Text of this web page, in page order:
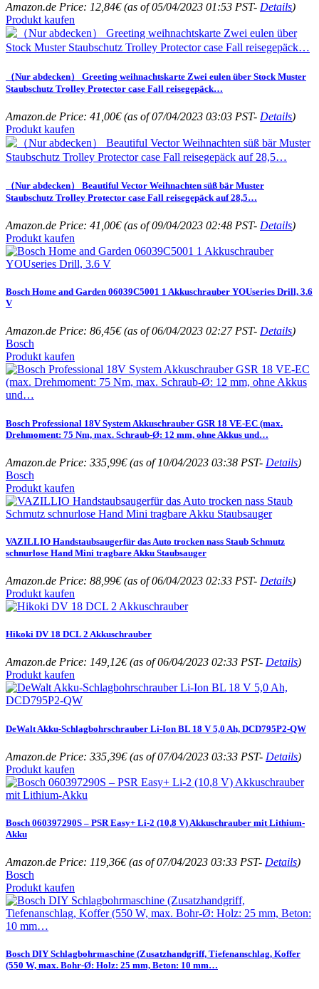
Amazon.de Price: 12,84€(as of 05/04/2023 01:53 PST- Details)
Produkt kaufen
（Nur abdecken） Greeting weihnachtskarte Zwei eulen über Stock Muster
Staubschutz Trolley Protector case Fall reisegepäck…
Amazon.de Price: 41,00€(as of 07/04/2023 03:03 PST- Details)
Produkt kaufen
（Nur abdecken） Beautiful Vector Weihnachten süß bär Muster
Staubschutz Trolley Protector case Fall reisegepäck auf 28,5…
Amazon.de Price: 41,00€(as of 09/04/2023 02:48 PST- Details)
Produkt kaufen
Bosch Home and Garden 06039C5001 1 Akkuschrauber YOUseries Drill, 3.6
V
Amazon.de Price: 86,45€(as of 06/04/2023 02:27 PST- Details)
Bosch
Produkt kaufen
Bosch Professional 18V System Akkuschrauber GSR 18 VE-EC (max.
Drehmoment: 75 Nm, max. Schraub-Ø: 12 mm, ohne Akkus und…
Amazon.de Price: 335,99€(as of 10/04/2023 03:38 PST- Details)
Bosch
Produkt kaufen
VAZILLIO Handstaubsaugerfür das Auto trocken nass Staub Schmutz
schnurlose Hand Mini tragbare Akku Staubsauger
Amazon.de Price: 88,99€(as of 06/04/2023 02:33 PST- Details)
Produkt kaufen
Hikoki DV 18 DCL 2 Akkuschrauber
Amazon.de Price: 149,12€(as of 06/04/2023 02:33 PST- Details)
Produkt kaufen
DeWalt Akku-Schlagbohrschrauber Li-Ion BL 18 V 5,0 Ah, DCD795P2-QW
Amazon.de Price: 335,39€(as of 07/04/2023 03:33 PST- Details)
Produkt kaufen
Bosch 060397290S – PSR Easy+ Li-2 (10,8 V) Akkuschrauber mit Lithium-
Akku
Amazon.de Price: 119,36€(as of 07/04/2023 03:33 PST- Details)
Bosch
Produkt kaufen
Bosch DIY Schlagbohrmaschine (Zusatzhandgriff, Tiefenanschlag, Koffer
(550 W, max. Bohr-Ø: Holz: 25 mm, Beton: 10 mm…